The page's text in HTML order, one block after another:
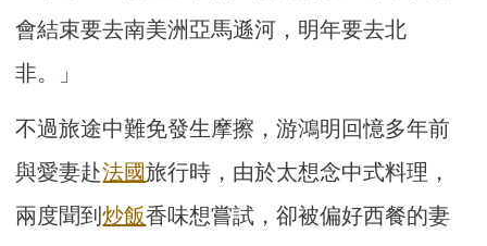
會結束要去南美洲亞馬遜河，明年要去北
非。」
不過旅途中難免發生摩擦，游鴻明回憶多年前
與愛妻赴法國旅行時，由於太想念中式料理，
兩度聞到炒飯香味想嘗試，卻被偏好西餐的妻